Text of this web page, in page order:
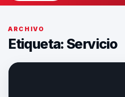
ARCHIVO
Etiqueta: Servicio